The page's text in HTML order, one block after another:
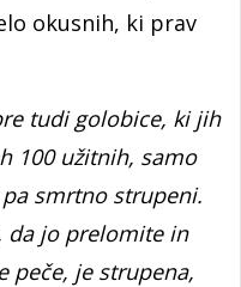
okusnih, ki prav
tudi golobice, ki jih
100 užitnih, samo
smrtno strupeni.
da jo prelomite in
peče, je strupena,